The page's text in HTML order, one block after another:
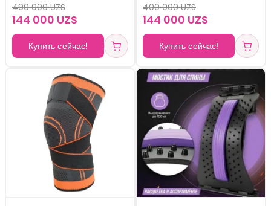
живота
490 000 UZS
144 000 UZS
Купить сейчас!
живота
400 000 UZS
144 000 UZS
Купить сейчас!